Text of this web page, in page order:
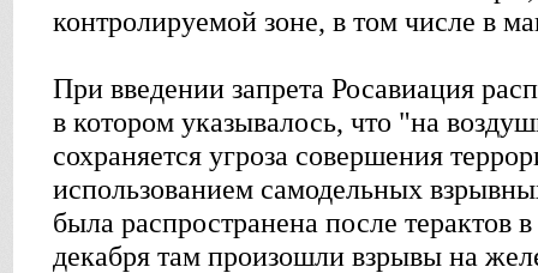
контролируемой зоне, в том числе в
При введении запрета Росавиация
в котором указывалось, что "на
сохраняется угроза совершения
использованием самодельных
была распространена после терактов
декабря там произошли взрывы на